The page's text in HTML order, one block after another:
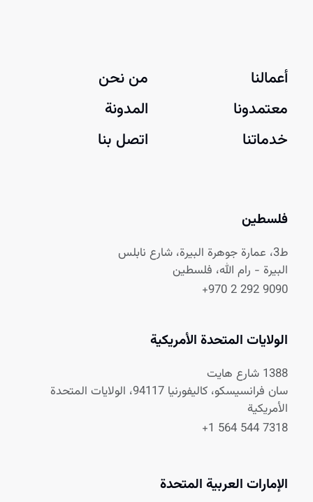
أعمالنا
معتمدونا
خدماتنا
من نحن
المدونة
اتصل بنا
فلسطين
ط3، عمارة جوهرة البيرة، شارع نابلس
البيرة - رام الله، فلسطين
+970 2 292 9090
الولايات المتحدة الأمريكية
1388 شارع هايت
سان فرانسيسكو، كاليفورنيا 94117، الولايات المتحدة
الأمريكية
+1 564 544 7318
الإمارات العربية المتحدة